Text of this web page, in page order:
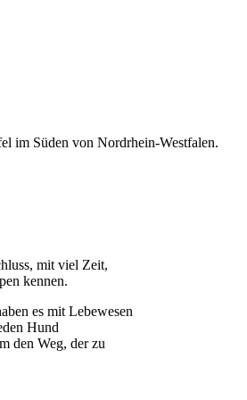
im Süden von Nordrhein-Westfalen.
mit viel Zeit,
kennen.
es mit Lebewesen
Hund
den Weg, der zu